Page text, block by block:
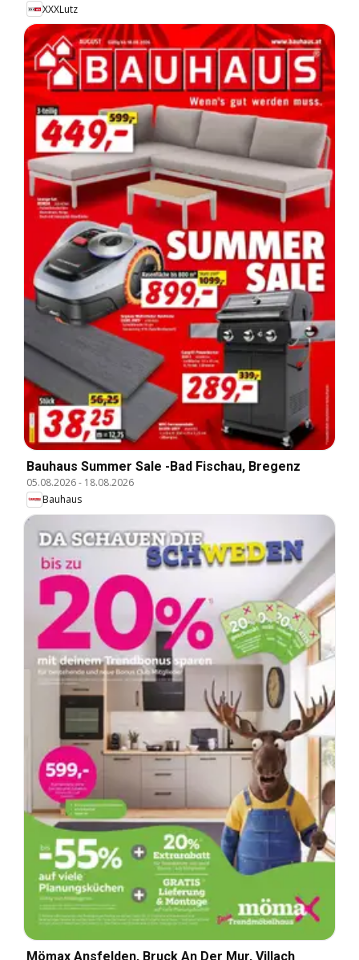
XXXLutz
Bauhaus Summer Sale -Bad Fischau, Bregenz
05.08.2026- 18.08.2026
Bauhaus
Mömax Ansfelden, Bruck An Der Mur, Villach